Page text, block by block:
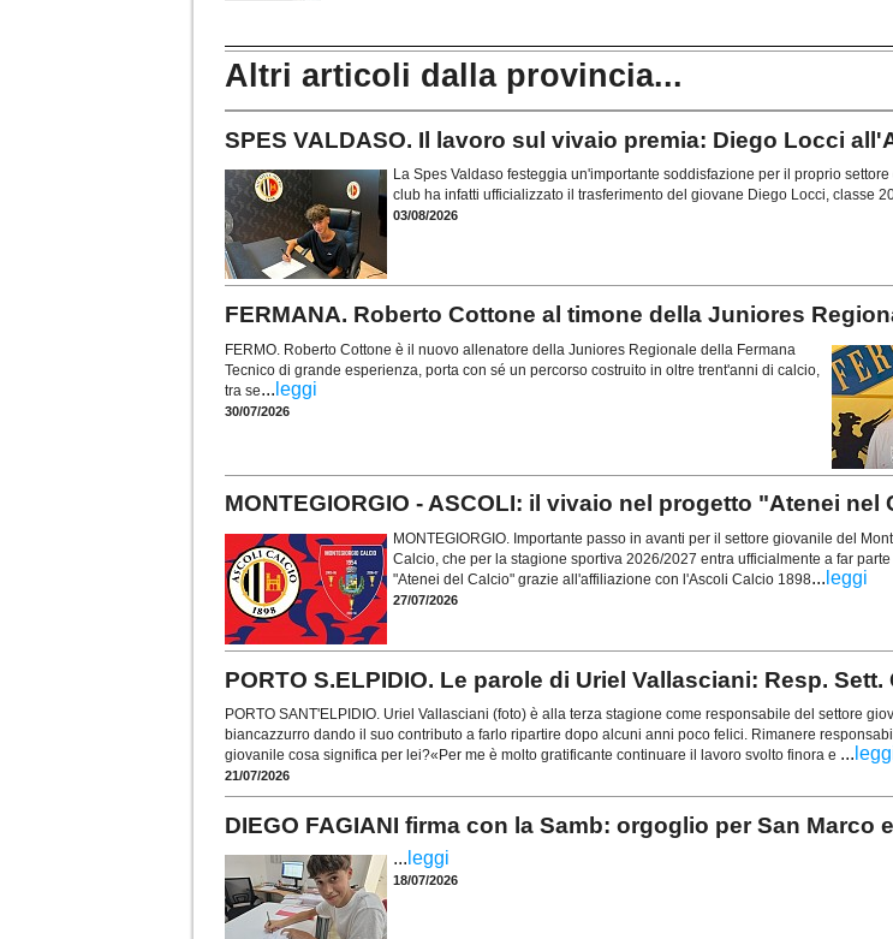
Altri articoli dalla provincia...
SPES VALDASO. Il lavoro sul vivaio premia: Diego Locci
La Spes Valdaso festeggia un'importante soddisfazione per il proprio settore
club ha infatti ufficializzato il trasferimento del giovane Diego Locci, classe
03/08/2026
FERMANA. Roberto Cottone al timone della Juniores
FERMO. Roberto Cottone è il nuovo allenatore della Juniores Regionale della Fermana
Tecnico di grande esperienza, porta con sé un percorso costruito in oltre trent'anni di calcio,
tra se... leggi
30/07/2026
MONTEGIORGIO - ASCOLI: il vivaio nel progetto "Atenei nel
MONTEGIORGIO. Importante passo in avanti per il settore giovanile del
Calcio, che per la stagione sportiva 2026/2027 entra ufficialmente a far
"Atenei del Calcio" grazie all'affiliazione con l'Ascoli Calcio 1898... leggi
27/07/2026
PORTO S.ELPIDIO. Le parole di Uriel Vallasciani: Resp. Sett.
PORTO SANT'ELPIDIO. Uriel Vallasciani (foto) è alla terza stagione come responsabile del settore
biancazzurro dando il suo contributo a farlo ripartire dopo alcuni anni poco felici. Rimanere
giovanile cosa significa per lei?«Per me è molto gratificante continuare il lavoro svolto finora e ...
21/07/2026
DIEGO FAGIANI firma con la Samb: orgoglio per San Marco
... leggi
18/07/2026